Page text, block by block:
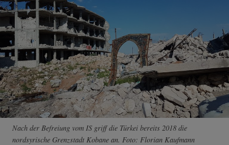
Nach der Befreiung vom IS griff die Türkei bereits 2018 die
nordsyrische Grenzstadt Kobane an. Foto: Florian Kaufmann